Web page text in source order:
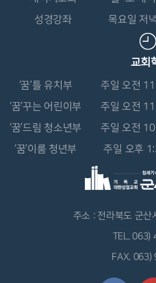
성경강좌
목요일 저
교회
‘꿈’틀 유치부 주일 오전
‘꿈’꾸는 어린이부
주일 오전
‘꿈’드림 청소년부
주일 오전
‘꿈’이룸 청년부
주일 오후
주소 : 전라북도 군산
TEL. 063)
FAX.